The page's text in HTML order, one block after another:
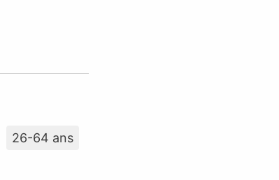
26-64 ans